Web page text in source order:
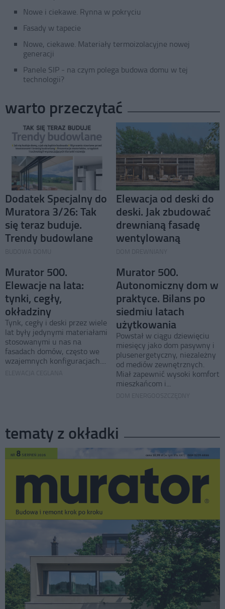
Nowe i ciekawe. Rynna w pokryciu
Fasady w tapecie
Nowe, ciekawe. Materiały termoizolacyjne nowej
generacji
Panele SIP - na czym polega budowa domu w tej
technologii?
warto przeczytać
Dodatek Specjalny do
Muratora 3/26: Tak
się teraz buduje.
Trendy budowlane
Elewacja od deski do
deski. Jak zbudować
drewnianą fasadę
wentylowaną
Murator 500.
Elewacje na lata:
tynki, cegły,
okładziny
Tynk, cegły i deski przez wiele
lat były jedynymi materiałami
stosowanymi u nas na
fasadach domów, często we
wzajemnych konfiguracjach....
Murator 500.
Autonomiczny dom w
praktyce. Bilans po
siedmiu latach
użytkowania
Powstał w ciągu dziewięciu
miesięcy jako dom pasywny i
plusenergetyczny, niezależny
od mediów zewnętrznych.
Miał zapewnić wysoki komfort
mieszkańcom i...
tematy z okładki